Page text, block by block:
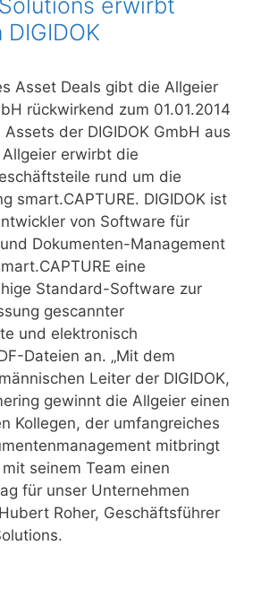
erwirbt
Asset Deals gibt die Allgeier
rückwirkend zum 01.01.2014
der DIGIDOK GmbH aus
erwirbt die
rund um die
smart.CAPTURE. DIGIDOK ist
von Software für
Dokumenten-Management
eine
Standard-Software zur
gescannter
und elektronisch
Dateien an. „Mit dem
Leiter der DIGIDOK,
gewinnt die Allgeier einen
Kollegen, der umfangreiches
mitbringt
seinem Team einen
für unser Unternehmen
Roher, Geschäftsführer